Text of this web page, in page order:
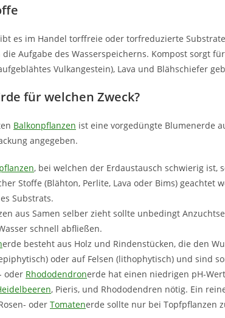
es im Handel torffreie oder torfreduzierte
Aufgabe des Wasserspeicherns. Kompost sorgt
Vulkangestein), Lava und Blähschiefer
für welchen Zweck?
Balkonpflanzen ist eine vorgedüngte Blumenerde
angegeben.
, bei welchen der Erdaustausch schwierig
Stoffe (Blähton, Perlite, Lava oder Bims) geachtet
Substrats.
aus Samen selber zieht sollte unbedingt
schnell abfließen.
erde besteht aus Holz und Rindenstücken, die den
oder auf Felsen (lithophytisch) und sind
oder Rhododendronerde hat einen niedrigen pH-
, Pieris, und Rhododendren nötig. Ein
oder Tomatenerde sollte nur bei Topfpflanzen